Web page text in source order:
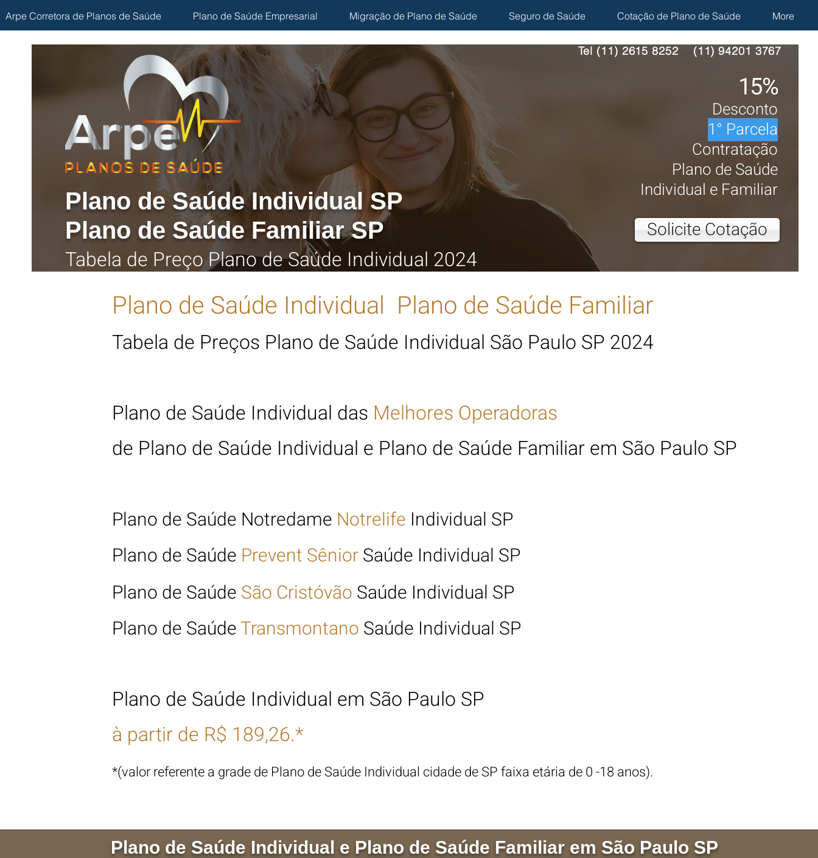
Arpe Corretora de Planos de Saúde Plano de Saúde Empresarial Migração de Plano de Saúde Seguro de Saúde Cotação de Plano de Saúde More
(11) 94201 3767
Tel (11) 2615 8252
15%
Desconto
1° Parcela
Contratação
Plano de Saúde
Individual e Familiar
Plano de Saúde Individual SP
Plano de Saúde Familiar SP
Tabela de Preço Plano de Saúde Individual 2024
Solicite Cotação
Plano de Saúde Individual Plano de Saúde Familiar
Tabela de Preços Plano de Saúde Individual São Paulo SP 2024
Plano de Saúde Individual das Melhores Operadoras
de Plano de Saúde Individual e Plano de Saúde Familiar em São Paulo SP
Plano de Saúde Notredame Notrelife Individual SP
Plano de Saúde Prevent SêniorSaúde Individual SP
Plano de Saúde São Cristóvão Saúde Individual SP
Plano de SaúdeTransmontano Saúde Individual SP
Plano de Saúde Individual em São Paulo SP
à partir de R$ 189,26.*
*(valor referente a grade de Plano de Saúde Individual cidade de SP faixa etária de 0 -18 anos).
Plano de Saúde Individual e Plano de Saúde Familiar em São Paulo SP